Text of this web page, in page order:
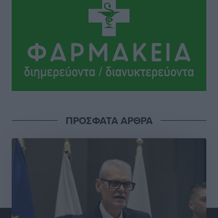
πριν 3 ώρες
Πρωτοβάθμιας στα Δωδεκάνησα
Ρεπορτάζ πριν 3 ώρες
και σχέδιο
πριν 3 ώρες
Το ΠΑΣΟΚ στα Δωδεκάνησα ψάχνει έξι και του
πριν 3 ώρες
ΠΡΟΣΦΑΤΑ ΑΡΘΡΑ